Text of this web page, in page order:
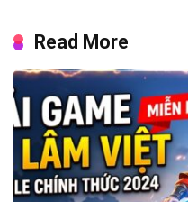
Read More